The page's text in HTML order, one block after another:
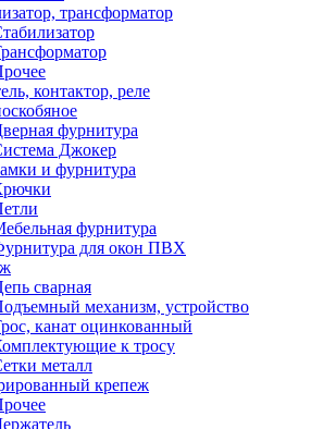
трансформатор
контактор, реле
фурнитура
Джокер
и фурнитура
фурнитура
для окон ПВХ
сварная
механизм, устройство
канат оцинкованный
к тросу
металл
крепеж